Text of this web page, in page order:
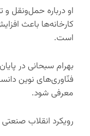
او درباره حمل‌ونقل
کارخانه‌ها باعث
است.
بهرام سبحانی در
فنّاوری‌های نوین
معرفی شود.
رویکرد انقلاب